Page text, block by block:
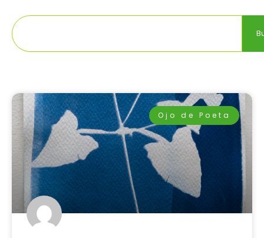
Buscar
Ojo de Poeta